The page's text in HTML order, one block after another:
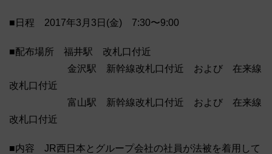
■日程 2017年3月3日(金) 7:30〜9:00
■配布場所 福井駅 改札口付近
金沢駅 新幹線改札口付近 および 在来線
改札口付近
富山駅 新幹線改札口付近 および 在来線
改札口付近
■内容 JR西日本とグループ会社の社員が法被を着用して